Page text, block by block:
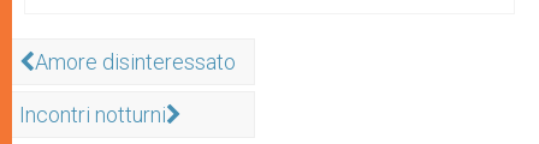
Amore disinteressato
Incontri notturni